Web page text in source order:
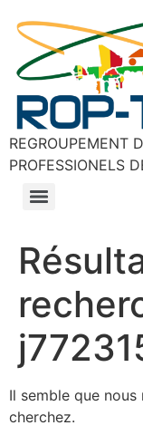
REGROUPEMENT
PROFESSIONELS
Il semble que
cherchez.